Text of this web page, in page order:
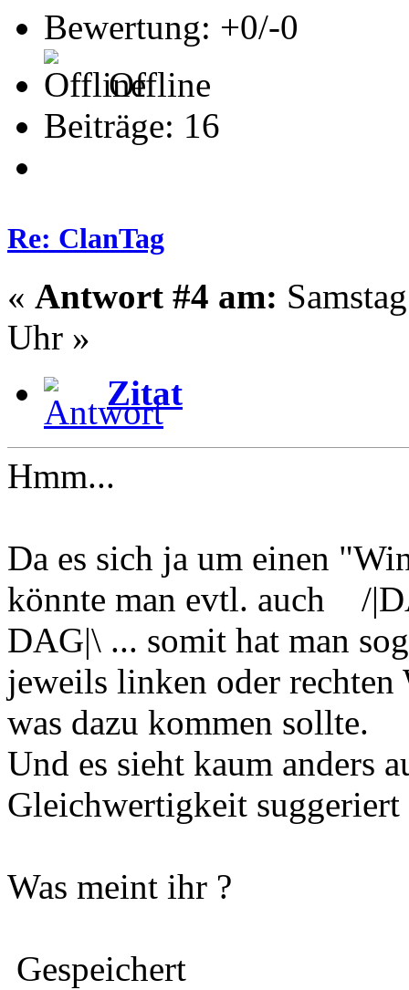
Bewertung: +0/-0
Offline
Beiträge: 16
Re: ClanTag
« Antwort #4 am:
Uhr »
Zitat
Hmm...
Da es sich ja um einen
könnte man evtl. auch /
DAG|\ ... somit hat man
jeweils linken oder
was dazu kommen sollte.
Und es sieht kaum anders
Gleichwertigkeit suggeriert
Was meint ihr ?
Gespeichert